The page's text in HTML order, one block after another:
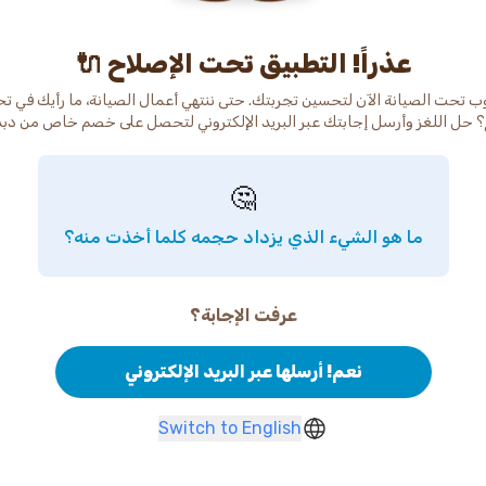
عذراً! التطبيق تحت الإصلاح 🔌
تحت الصيانة الآن لتحسين تجربتك. حتى ننتهي أعمال الصيانة، ما رأيك في
حل اللغز وأرسل إجابتك عبر البريد الإلكتروني لتحصل على خصم خاص من
🤔
ما هو الشيء الذي يزداد حجمه كلما أخذت منه؟
عرفت الإجابة؟
نعم! أرسلها عبر البريد الإلكتروني
Switch to English